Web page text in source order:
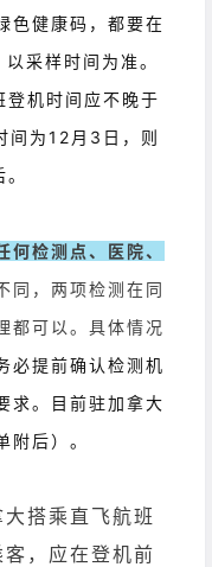
色健康码，都要在
以采样时间为准。
机时间应不晚于
间为12月3日，则
何检测点、医院、
同，两项检测在同
都可以。具体情况
必提前确认检测机
求。目前驻加拿大
附后）。
大搭乘直飞航班
，应在登机前